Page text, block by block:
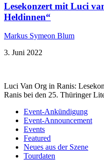
Lesekonzert mit Luci
Heldinnen“
Markus Symeon Blum
3. Juni 2022
Luci Van Org in Ranis:
Ranis bei den 25. Thüringer
Event-Ankündigung
Event-Announcement
Events
Featured
Neues aus der Szene
Tourdaten